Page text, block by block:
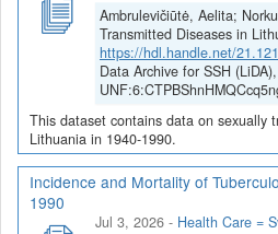
Ambrulevičiūtė, Aelita;
Transmitted Diseases in
https://hdl.handle.net/
Data Archive for SSH
This dataset contains data on sexually
Lithuania in 1940-1990.
Incidence and Mortality of
1990
Jul 3, 2026 - Health Care =